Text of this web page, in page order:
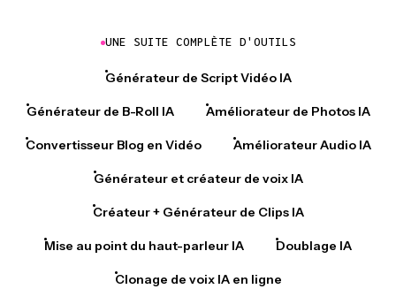
UNE SUITE COMPLÈTE D'OUTILS
Générateur de Script Vidéo IA
Générateur de B-Roll IA Améliorateur de Photos IA
Convertisseur Blog en Vidéo Améliorateur Audio IA
Générateur et créateur de voix IA
Créateur + Générateur de Clips IA
Mise au point du haut-parleur IA Doublage IA
Clonage de voix IA en ligne